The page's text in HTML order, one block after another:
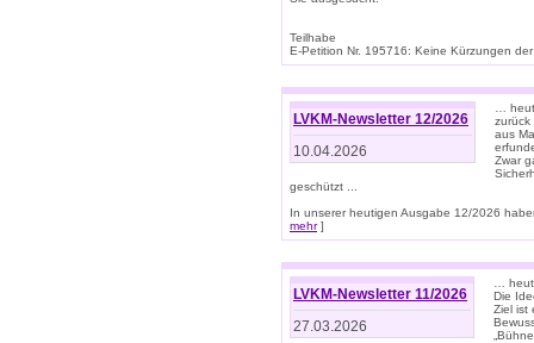
Teilhabe
E-Petition Nr. 195716: Keine Kürzungen
LVKM-Newsletter 12/2026
10.04.2026
…
zurück
aus
Zwar
geschützt ...
In unserer heutigen Ausgabe 12/2026
mehr]
LVKM-Newsletter 11/2026
27.03.2026
…
Die
Ziel ist